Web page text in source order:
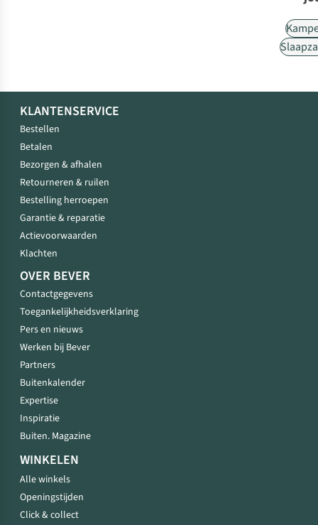
KLANTENSERVICE
Bestellen
Betalen
Bezorgen & afhalen
Retourneren & ruilen
Bestelling herroepen
Garantie & reparatie
Actievoorwaarden
Klachten
OVER BEVER
Contactgegevens
Toegankelijkheidsverklaring
Pers en nieuws
Werken bij Bever
Partners
Buitenkalender
Expertise
Inspiratie
Buiten. Magazine
WINKELEN
Alle winkels
Openingstijden
Click & collect